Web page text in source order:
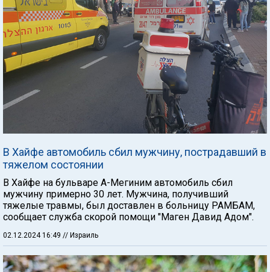
В Хайфе автомобиль сбил мужчину, пострадавший в
тяжелом состоянии
В Хайфе на бульваре А-Мегиним автомобиль сбил
мужчину примерно 30 лет. Мужчина, получивший
тяжелые травмы, был доставлен в больницу РАМБАМ,
сообщает служба скорой помощи "Маген Давид Адом".
02.12.2024 16:49 // Израиль